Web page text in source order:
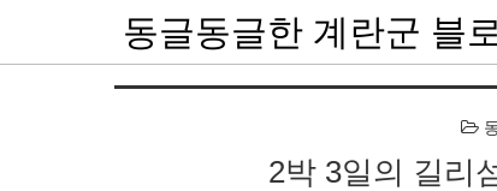
동글동글한 계란군 블
2박 3일의 길리